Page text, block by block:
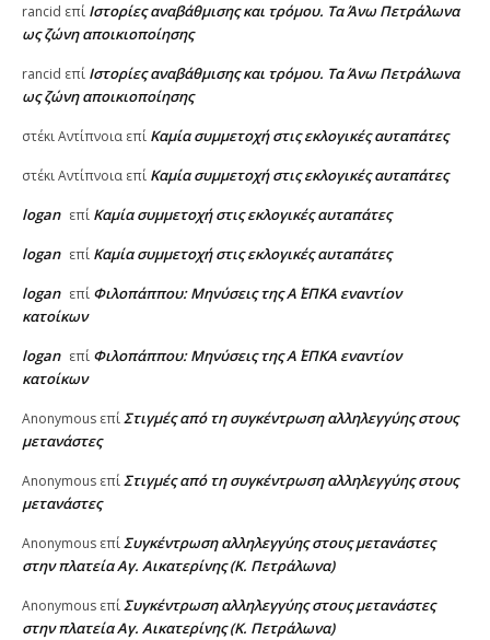
rancid επί Ιστορίες αναβάθμισης και τρόμου. Τα Άνω Πετράλωνα
ως ζώνη αποικιοποίησης
rancid επί Ιστορίες αναβάθμισης και τρόμου. Τα Άνω Πετράλωνα
ως ζώνη αποικιοποίησης
στέκι Αντίπνοια επί Καμία συμμετοχή στις εκλογικές αυταπάτες
στέκι Αντίπνοια επί Καμία συμμετοχή στις εκλογικές αυταπάτες
logan επί Καμία συμμετοχή στις εκλογικές αυταπάτες
logan επί Καμία συμμετοχή στις εκλογικές αυταπάτες
logan επί Φιλοπάππου: Μηνύσεις της Α΄ ΕΠΚΑ εναντίον
κατοίκων
logan επί Φιλοπάππου: Μηνύσεις της Α΄ ΕΠΚΑ εναντίον
κατοίκων
Anonymous επίΣτιγμές από τη συγκέντρωση αλληλεγγύης στους
μετανάστες
Anonymous επίΣτιγμές από τη συγκέντρωση αλληλεγγύης στους
μετανάστες
Anonymous επίΣυγκέντρωση αλληλεγγύης στους μετανάστες
στην πλατεία Αγ. Αικατερίνης (Κ. Πετράλωνα)
Anonymous επίΣυγκέντρωση αλληλεγγύης στους μετανάστες
στην πλατεία Αγ. Αικατερίνης (Κ. Πετράλωνα)